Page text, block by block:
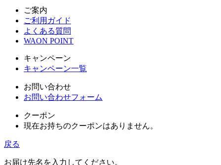
ご案内
ご利用ガイド
よくある質問
WAON POINT
キャンペーン
キャンペーン一覧
お問い合わせ
お問い合わせフォーム
クーポン
現在お持ちのクーポンはありません。
戻る
お届け先名を入力してください。